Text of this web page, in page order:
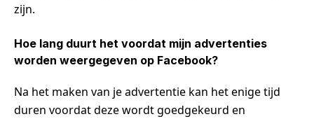
zijn.
Hoe lang duurt het voordat mijn advertenties
worden weergegeven op Facebook?
Na het maken van je advertentie kan het enige tijd
duren voordat deze wordt goedgekeurd en